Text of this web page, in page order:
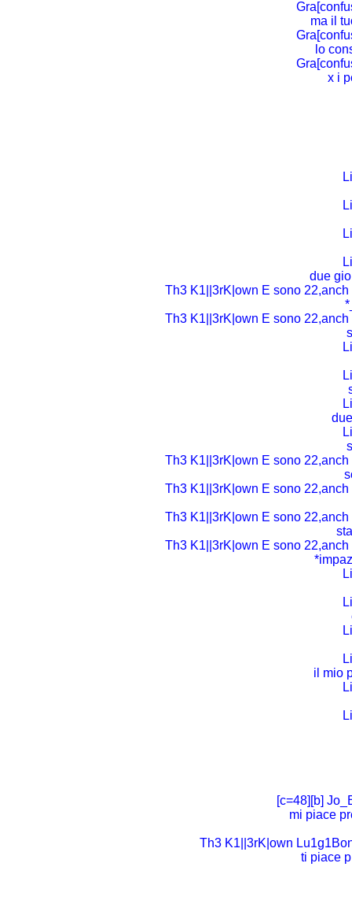
ma il
lo
x i
due
Th3 K1||3rK|own E sono
Th3 K1||3rK|own E sono
Th3 K1||3rK|own E sono
Th3 K1||3rK|own E sono
Th3 K1||3rK|own E sono
Th3 K1||3rK|own E sono
il mio
[c=48][b]
mi piace
Th3 K1||3rK|own
ti piace